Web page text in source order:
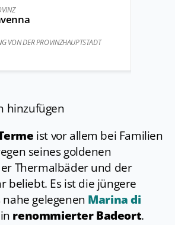
VON DER PROVINZHAUPTSTADT
hinzufügen
ist vor allem bei Familien
seines goldenen
Thermalbäder und der
beliebt. Es ist die jüngere
gelegenen Marina di
renommierter Badeort.